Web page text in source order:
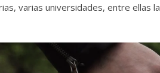
varias universidades, entre ellas la